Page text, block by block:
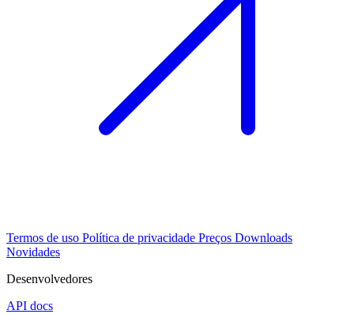
Termos de uso Política de privacidade Preços Downloads
Novidades
Desenvolvedores
API docs